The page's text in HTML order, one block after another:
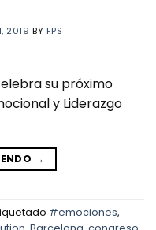
2019 BY FPS
su próximo
y Liderazgo
→
#emociones,